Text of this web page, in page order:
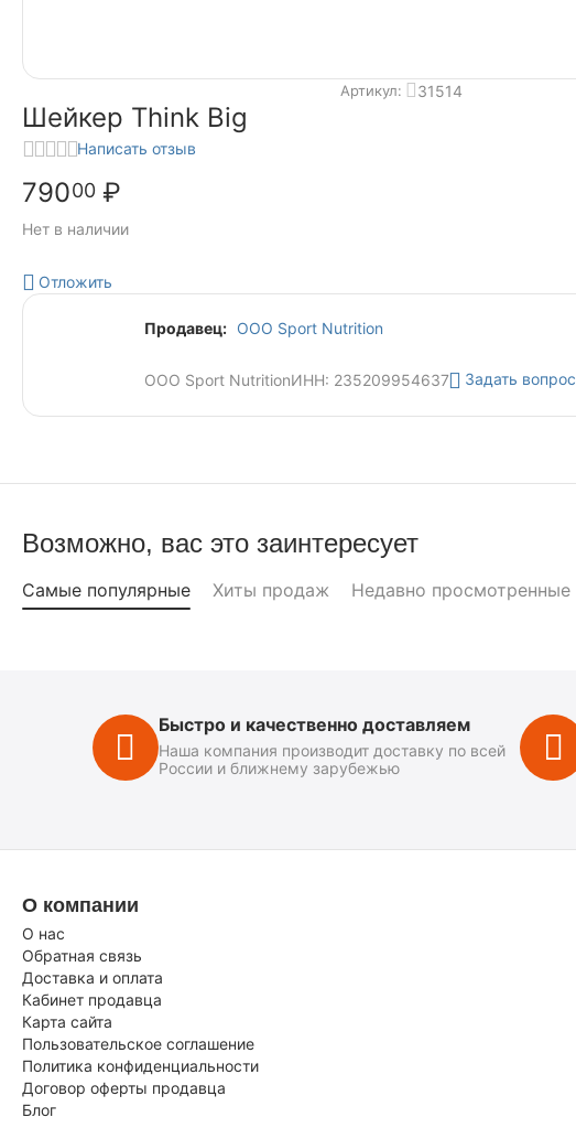
Артикул: 31514
Шейкер Think Big
Написать отзыв
79000 ₽
Нет в наличии
Отложить
Продавец: ООО Sport Nutrition
ООО Sport NutritionИНН: 235209954637 Задать вопрос
Возможно, вас это заинтересует
Самые популярные Хиты продаж Недавно просмотренные
Быстро и качественно доставляем
Наша компания производит доставку по всей
России и ближнему зарубежью
О компании
О нас
Обратная связь
Доставка и оплата
Кабинет продавца
Карта сайта
Пользовательское соглашение
Политика конфиденциальности
Договор оферты продавца
Блог